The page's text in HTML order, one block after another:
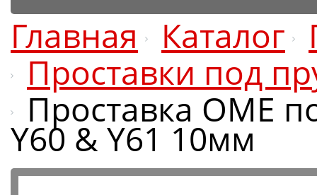
Главная Каталог
Проставки под
Проставка OME
Y60 & Y61 10мм